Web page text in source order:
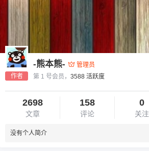
作者
-熊本熊-
管理员
第 1 号会员， 3588 活跃度
2698
文章
158
评论
0
关注
没有个人简介